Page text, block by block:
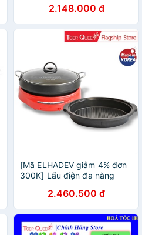
tại Hàn Quốc2.148.000 đ
[Mã ELHADEV giảm 4% đơn
300K] Lẩu điện đa năng
C350 (4.0L) Màu Đỏ - Hàng
chính hãng
2.460.500 đ